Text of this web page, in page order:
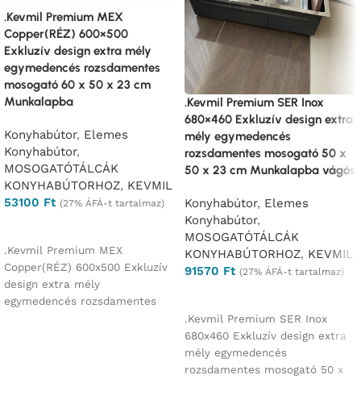
.Kevmil Premium MEX
Copper(RÉZ) 600×500
Exkluzív design extra mély
egymedencés rozsdamentes
mosogató 60 x 50 x 23 cm
Munkalapba
Konyhabútor, Elemes
Konyhabútor,
MOSOGATÓTÁLCÁK
KONYHABÚTORHOZ, KEVMIL
53100 Ft (27% ÁFÁ-t tartalmaz)
.Kevmil Premium MEX
Copper(RÉZ) 600x500 Exkluzív
design extra mély
egymedencés rozsdamentes
.Kevmil Premium SER Inox
680×460 Exkluzív design extra
mély egymedencés
rozsdamentes mosogató 50 x
50 x 23 cm Munkalapba vágós
Konyhabútor, Elemes
Konyhabútor,
MOSOGATÓTÁLCÁK
KONYHABÚTORHOZ, KEVMIL
91570 Ft (27% ÁFÁ-t tartalmaz)
.Kevmil Premium SER Inox
680x460 Exkluzív design extra
mély egymedencés
rozsdamentes mosogató 50 x